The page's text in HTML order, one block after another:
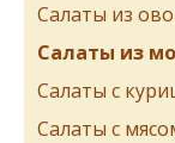
Салаты из
Салаты из
Салаты с
Салаты с